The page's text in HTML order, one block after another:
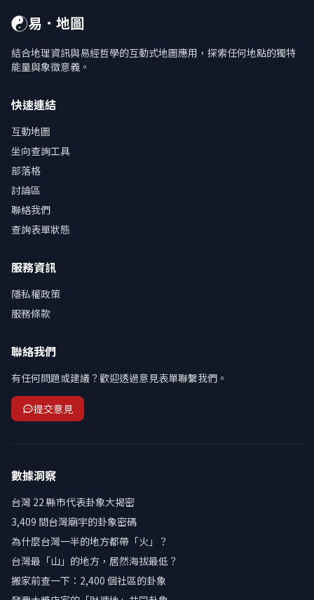
☯易．地圖
結合地理資訊與易經哲學的互動式地圖應用，探索任何地點的獨特
能量與象徵意義。
快速連結
互動地圖
坐向查詢工具
部落格
討論區
聯絡我們
查詢表單狀態
服務資訊
隱私權政策
服務條款
聯絡我們
有任何問題或建議？歡迎透過意見表單聯繫我們。
提交意見
數據洞察
台灣 22 縣市代表卦象大揭密
3,409 間台灣廟宇的卦象密碼
為什麼台灣一半的地方都帶「火」？
台灣最「山」的地方，居然海拔最低？
搬家前查一下：2,400 個社區的卦象